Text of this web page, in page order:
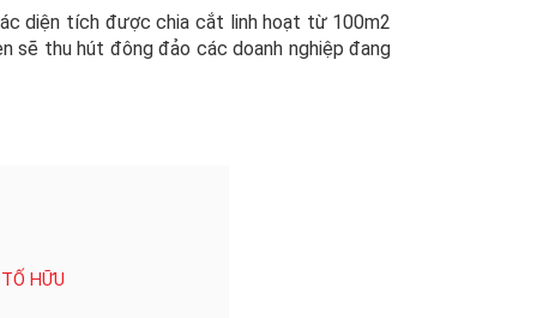
diện tích được chia cắt linh hoạt từ 100m2
sẽ thu hút đông đảo các doanh nghiệp đang
HỮU